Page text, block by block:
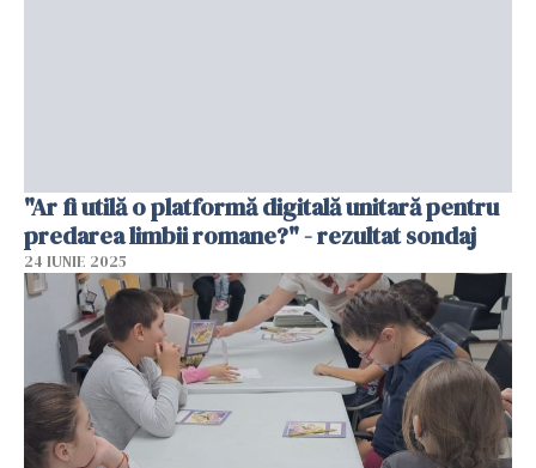
"Ar fi utilă o platformă digitală unitară pentru
predarea limbii romane?" - rezultat sondaj
24 IUNIE 2025